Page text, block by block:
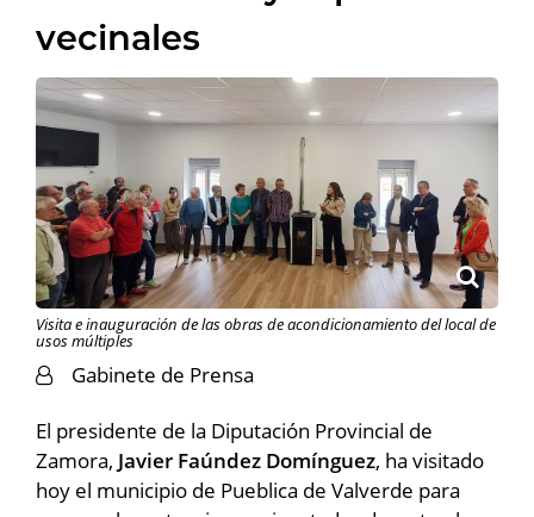
vecinales
Visita e inauguración de las obras de acondicionamiento del local de
usos múltiples
Gabinete de Prensa
El presidente de la Diputación Provincial de
Zamora, Javier Faúndez Domínguez, ha visitado
hoy el municipio de Pueblica de Valverde para